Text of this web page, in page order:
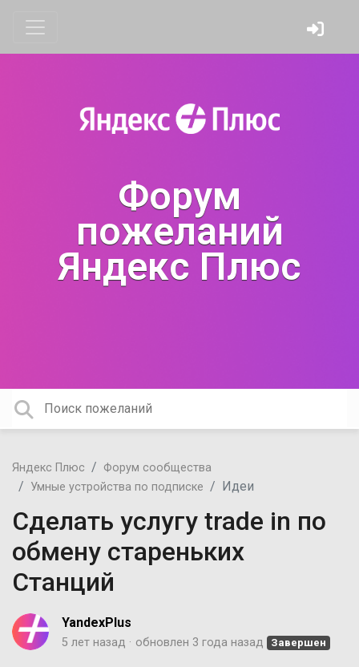
Форум
пожеланий
Яндекс Плюс
Яндекс Плюс
Форум сообщества
Умные устройства по подписке
Идеи
Сделать услугу trade in по
обмену стареньких
Станций
YandexPlus
5 лет назад обновлен 3 года назад Завершен